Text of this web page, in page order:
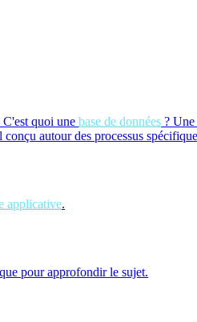
C'est quoi une base de données ? Une
autour des processus
applicative.
pour approfondir le sujet.